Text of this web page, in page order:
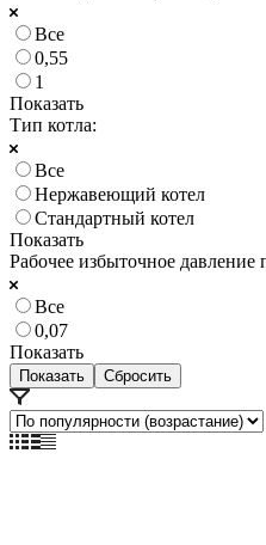
Все
0,55
1
Показать
Тип котла:
Все
Нержавеющий котел
Стандартный котел
Показать
Рабочее избыточное
Все
0,07
Показать
Сбросить